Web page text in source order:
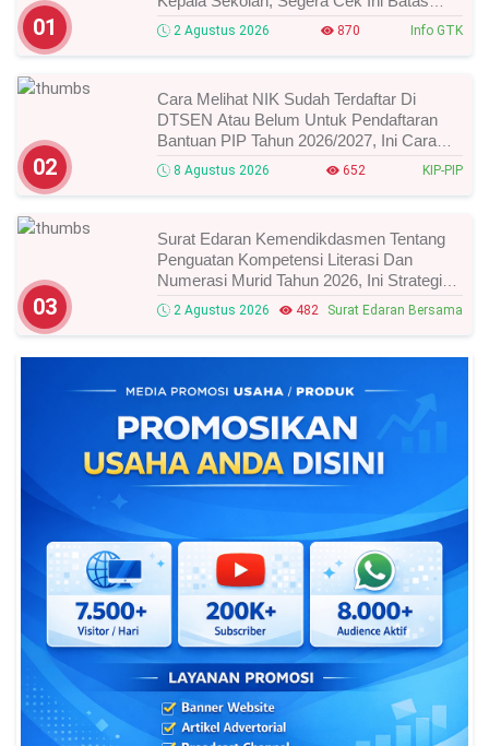
01
Waktunya!
2 Agustus 2026 870 Info GTK
02
Cara Melihat NIK Sudah Terdaftar Di
DTSEN Atau Belum Untuk Pendaftaran
Bantuan PIP Tahun 2026/2027, Ini Cara
Cek Dan Syarat Perubahan Desil!
8 Agustus 2026 652 KIP-PIP
03
Surat Edaran Kemendikdasmen Tentang
Penguatan Kompetensi Literasi Dan
Numerasi Murid Tahun 2026, Ini Strategi
Dan Alurnya
2 Agustus 2026 482 Surat Edaran Bersama